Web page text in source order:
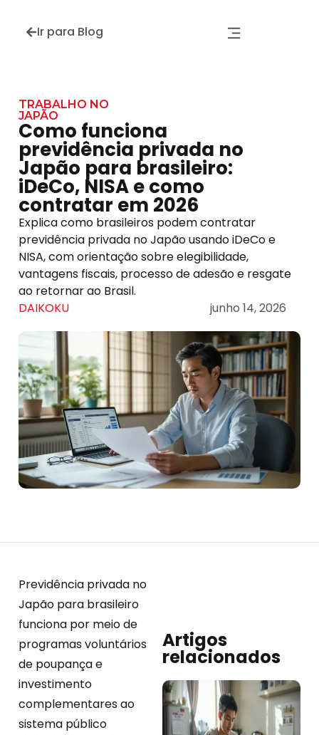
Ir para Blog
TRABALHO NO
JAPÃO
Como funciona
previdência privada no
Japão para brasileiro:
iDeCo, NISA e como
contratar em 2026
Explica como brasileiros podem contratar
previdência privada no Japão usando iDeCo e
NISA, com orientação sobre elegibilidade,
vantagens fiscais, processo de adesão e resgate
ao retornar ao Brasil.
DAIKOKU
junho 14, 2026
Previdência privada no
Japão para brasileiro
funciona por meio de
programas voluntários
de poupança e
investimento
complementares ao
sistema público
Artigos
relacionados